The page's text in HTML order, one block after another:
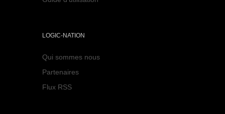
LOGIC-NATION
Qui sommes nous
Partenaires
Flux RSS